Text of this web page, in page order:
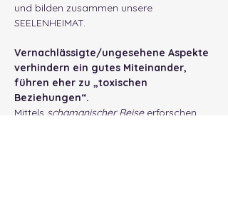
und bilden zusammen unsere
SEELENHEIMAT.
Vernachlässigte/ungesehene Aspekte
verhindern ein gutes Miteinander,
führen eher zu „toxischen
Beziehungen“.
Mittels schamanischer Reise erforschen